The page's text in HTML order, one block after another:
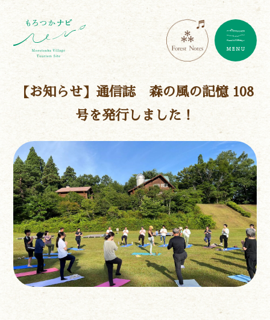
【お知らせ】通信誌 森の風の記憶 108
号を発行しました！
遊ぶ
作る
食べる
泊まる